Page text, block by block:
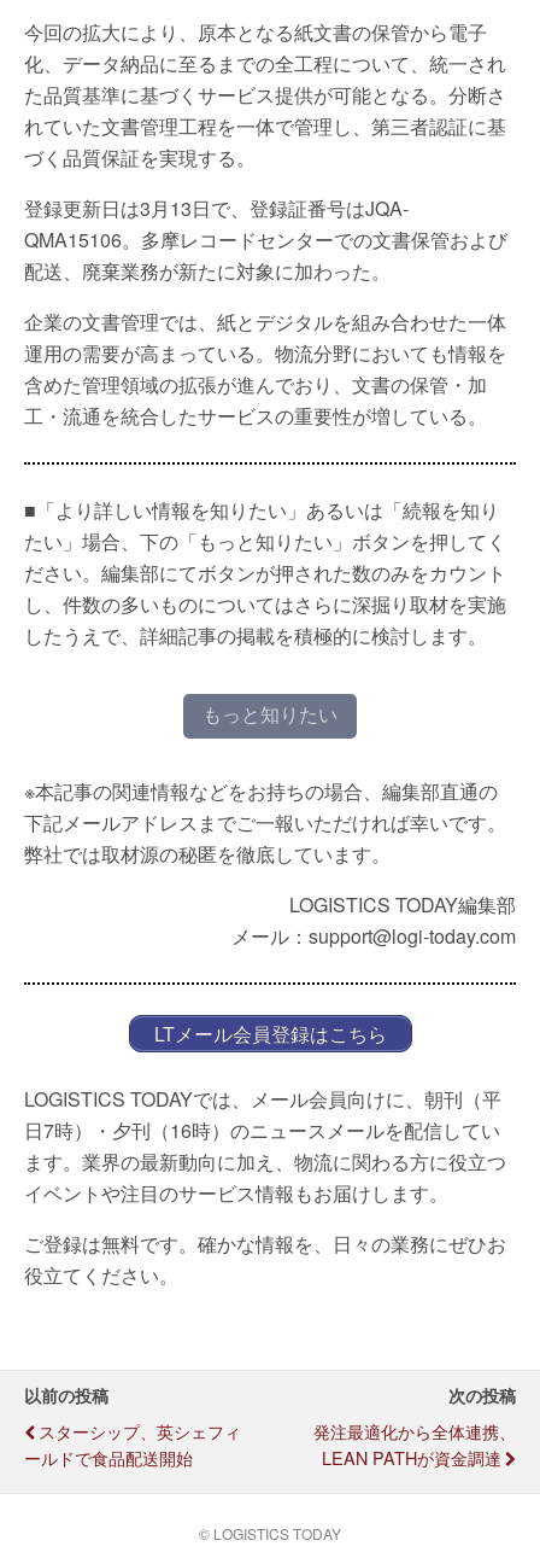
今回の拡大により、原本となる紙文書の保管から電子
化、データ納品に至るまでの全工程について、統一され
た品質基準に基づくサービス提供が可能となる。分断さ
れていた文書管理工程を一体で管理し、第三者認証に基
づく品質保証を実現する。
登録更新日は3月13日で、登録証番号はJQA-
QMA15106。多摩レコードセンターでの文書保管および
配送、廃棄業務が新たに対象に加わった。
企業の文書管理では、紙とデジタルを組み合わせた一体
運用の需要が高まっている。物流分野においても情報を
含めた管理領域の拡張が進んでおり、文書の保管・加
工・流通を統合したサービスの重要性が増している。
■「より詳しい情報を知りたい」あるいは「続報を知り
たい」場合、下の「もっと知りたい」ボタンを押してく
ださい。編集部にてボタンが押された数のみをカウント
し、件数の多いものについてはさらに深掘り取材を実施
したうえで、詳細記事の掲載を積極的に検討します。
もっと知りたい
※本記事の関連情報などをお持ちの場合、編集部直通の
下記メールアドレスまでご一報いただければ幸いです。
弊社では取材源の秘匿を徹底しています。
LOGISTICS TODAY編集部
メール：support@logi-today.com
LTメール会員登録はこちら
LOGISTICS TODAYでは、メール会員向けに、朝刊（平
日7時）・夕刊（16時）のニュースメールを配信してい
ます。業界の最新動向に加え、物流に関わる方に役立つ
イベントや注目のサービス情報もお届けします。
ご登録は無料です。確かな情報を、日々の業務にぜひお
役立てください。
以前の投稿
スターシップ、英シェフィ
ールドで食品配送開始
次の投稿
発注最適化から全体連携、
LEAN PATHが資金調達
© LOGISTICS TODAY